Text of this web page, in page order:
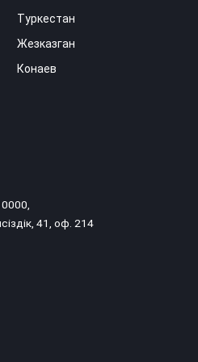
Туркестан
Жезказган
Конаев
41, оф. 214